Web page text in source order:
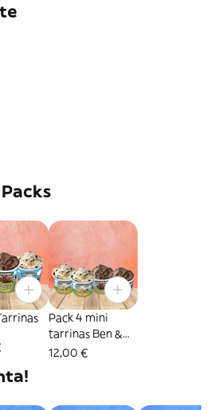
Pack 4 mini
tarrinas Ben &
Jerry's
12,00 €